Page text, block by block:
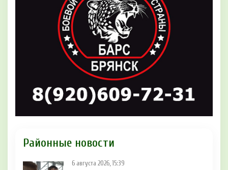
Районные новости
6 августа 2026, 15:39